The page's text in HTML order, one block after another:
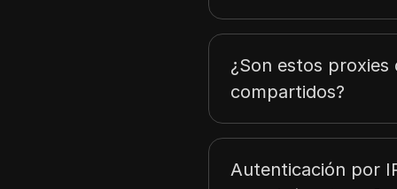
¿Son estos proxies
compartidos?
Autenticación por